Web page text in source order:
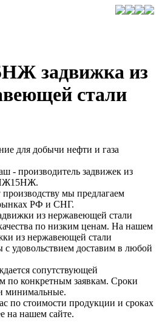
задвижка из
стали
для добычи нефти и газа
производитель задвижек из
мы предлагаем
РФ и СНГ.
из нержавеющей стали
по низким ценам. На нашем
из нержавеющей стали
удовольствием доставим в любой
сопутствующей
по конкретным заявкам. Сроки
минимальные.
по стоимости продукции и сроках
на нашем сайте.